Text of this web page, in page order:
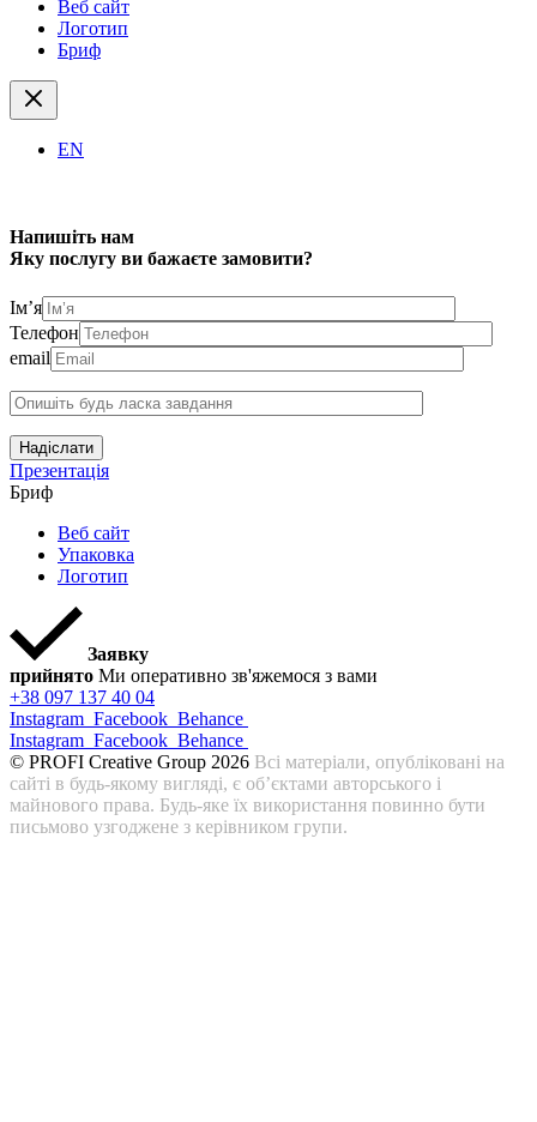
Веб сайт
Логотип
Бриф
EN
Напишіть нам
Яку послугу ви бажаєте замовити?
Ім’я
Телефон
email
Надіслати
Презентація
Бриф
Веб сайт
Упаковка
Логотип
Заявку
прийнято Ми оперативно зв'яжемося з вами
+38 097 137 40 04
Instagram Facebook Behance
Instagram Facebook Behance
© PROFI Creative Group 2026 Всі матеріали, опубліковані на
сайті в будь-якому вигляді, є об’єктами авторського і
майнового права. Будь-яке їх використання повинно бути
письмово узгоджене з керівником групи.